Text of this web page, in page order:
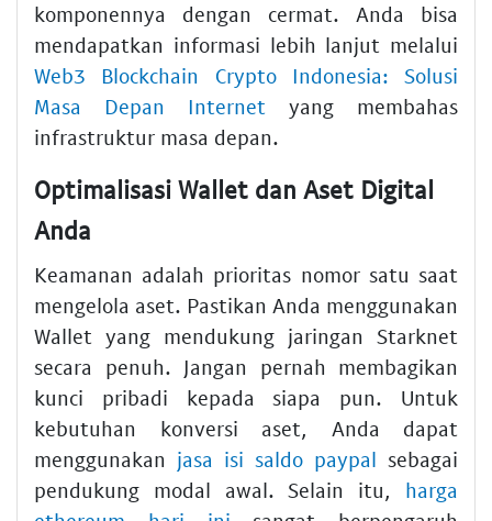
komponennya dengan cermat. Anda bisa
mendapatkan informasi lebih lanjut melalui
Web3 Blockchain Crypto Indonesia: Solusi
Masa Depan Internet yang membahas
infrastruktur masa depan.
Optimalisasi Wallet dan Aset Digital
Anda
Keamanan adalah prioritas nomor satu saat
mengelola aset. Pastikan Anda menggunakan
Wallet yang mendukung jaringan Starknet
secara penuh. Jangan pernah membagikan
kunci pribadi kepada siapa pun. Untuk
kebutuhan konversi aset, Anda dapat
menggunakan jasa isi saldo paypal sebagai
pendukung modal awal. Selain itu, harga